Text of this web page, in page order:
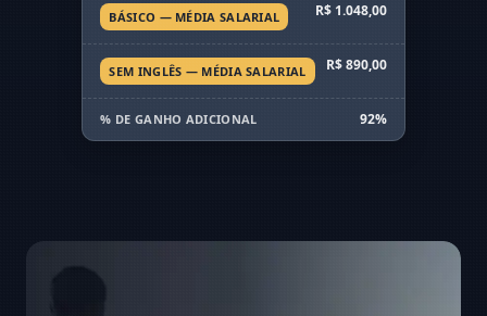
BÁSICO — MÉDIA SALARIAL R$ 1.048,00
SEM INGLÊS — MÉDIA SALARIAL R$ 890,00
% DE GANHO ADICIONAL 92%